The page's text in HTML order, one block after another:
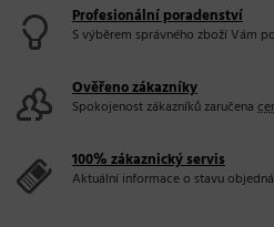
Profesionální poradenství
S výběrem správného zboží Vám
Ověřeno zákazníky
Spokojenost zákazníků zaručena
100% zákaznický servis
Aktuální informace o stavu